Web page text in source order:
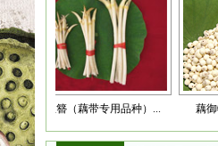
白玉簪（藕带专用品种）... 藕御特级